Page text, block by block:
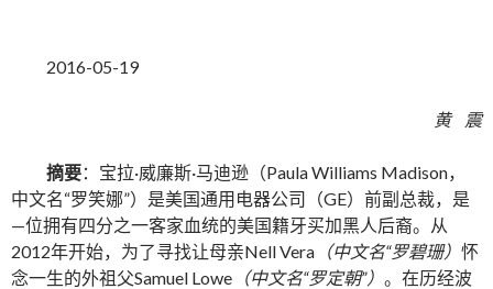
2016-05-19
黄 震
摘要：宝拉·威廉斯·马迪逊（Paula Williams Madison，
中文名“罗笑娜”）是美国通用电器公司（GE）前副总裁，是
—位拥有四分之一客家血统的美国籍牙买加黑人后裔。从
2012年开始，为了寻找让母亲Nell Vera （中文名“罗碧珊） 怀
念一生的外祖父Samuel Lowe （中文名“罗定朝”） 。在历经波